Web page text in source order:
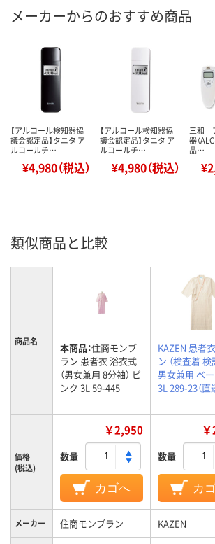
メーカーからのおすすめ商品
【アルコール検知器協
議会認定品】タニタ ア
ルコールチ…
¥4,980（税込）
【アルコール検知器協
議会認定品】タニタ ア
ルコールチ…
¥4,980（税込）
三和
器（
品…
類似商品と比較
商品名 本商品：住商モンブ
ラン 患者衣 浴衣式
（男女兼用 8分袖） ピ
ンク 3L 59-445
KAZEN 患者
ン （検査着 検
男女兼用 ベ
3L 289-23（直
価格
(税込)
￥2,950
数量
カゴへ
数量
カ
メーカー 住商モンブラン KAZEN